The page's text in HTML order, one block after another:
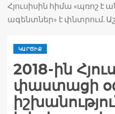
Հյուսիսին հիմա «պռոշ է
ագենտներ» է փնտրում.
ԿԱՐԾԻՔ
2018-ին
փաստացի